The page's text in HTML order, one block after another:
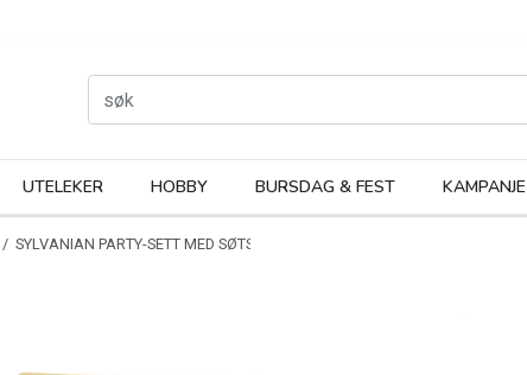
UTELEKER HOBBY BURSDAG & FEST KAMPANJE
/ SYLVANIAN PARTY-SETT MED SØTSAKER - 5742